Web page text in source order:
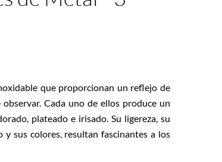
que proporcionan un reflejo de
Cada uno de ellos produce un
plateado e irisado. Su ligereza, su
sus colores, resultan fascinantes a los